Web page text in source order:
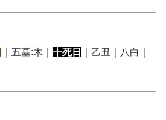
｜五墓:木｜ 十死日
｜乙丑｜八白｜